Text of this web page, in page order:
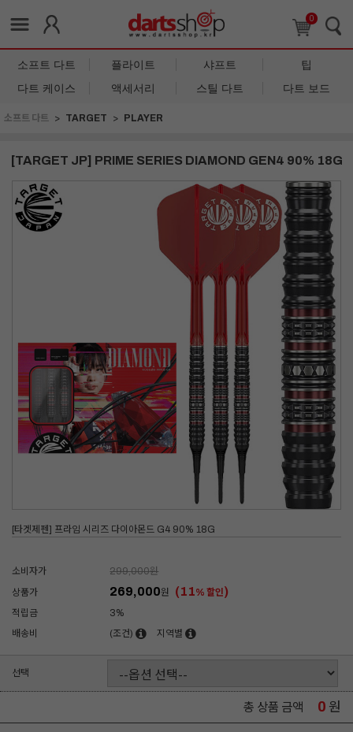
0
소프트 다트 플라이트 샤프트
팁
다트 케이스
액세서리 스틸 다트 다트 보드
소프트 다트 TARGET PLAYER
[TARGET JP] PRIME SERIES DIAMOND GEN4 90% 18G
[타겟제펜] 프라임 시리즈 다이아몬드 G4 90% 18G
소비자가 299,000원
상품가
269,000원 (11% 할인)
적립금
3%
배송비
(조건) 지역별
선택
총 상품 금액 0 원